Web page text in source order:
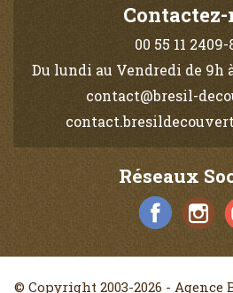
00 55 11
Du lundi au Vendredi de 9h
contact@bresil-
Réseaux
© Copyright 2003-2026 - Agence